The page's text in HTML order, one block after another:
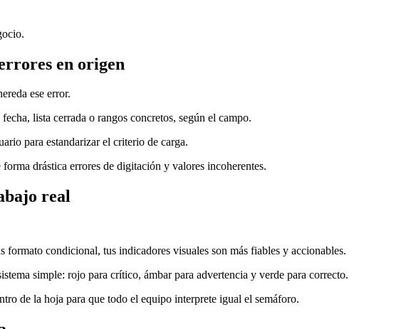
en origen
ese error.
lista cerrada o rangos concretos, según el campo.
para estandarizar el criterio de carga.
drástica errores de digitación y valores incoherentes.
real
condicional, tus indicadores visuales son más fiables y accionables.
simple: rojo para crítico, ámbar para advertencia y verde para correcto.
de la hoja para que todo el equipo interprete igual el semáforo.